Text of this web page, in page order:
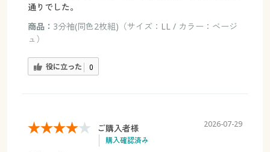
通りでした。
商品： 3分袖(同色2枚組)（サイズ：LL / カラー：ベージ
ュ）
役に立った 0
ご購入者様
購入確認済み
2026-07-29